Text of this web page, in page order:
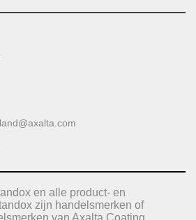
en alle product- en
zijn handelsmerken of
van Axalta Coating